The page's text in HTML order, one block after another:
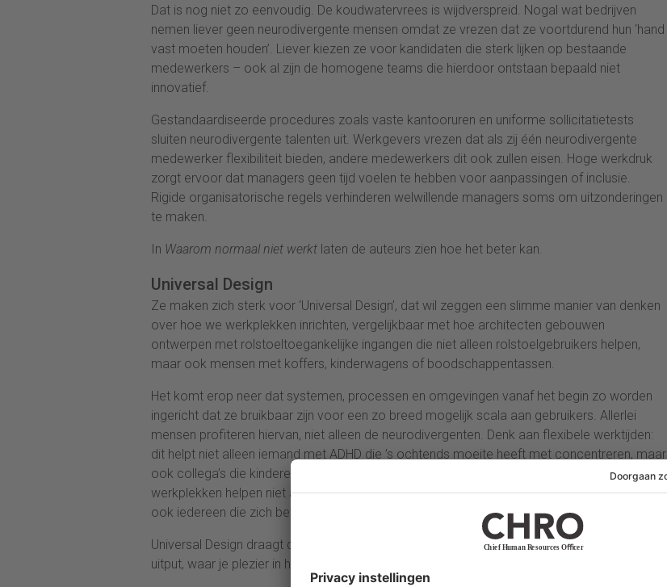
Dat is nog niet zo eenvoudig. De koudwatervrees is wijdverspreid. Nogal wat bedrijven
nemen liever geen neurodivergente mensen omdat ze vrezen dat ze voortdurend hun ‘hand
vast moeten houden’. Liever kiezen ze voor kandidaten die sterk lijken op bestaande
medewerkers – ook al zijn de homogene teams die hierdoor ontstaan bepaald niet
innovatief.
Gestandaardiseerde procedures zoals vaste kantooruren en uniforme sollicitatietests
sluiten neurodivergente talenten uit. Werkgevers vrezen dat als zij één neurodivergente
medewerker flexibiliteit bieden, andere medewerkers dit ook zullen eisen. Hoge werkdruk
zorgt ervoor dat managers geen tijd voelen te hebben voor aanpassingen of inclusie.
Rigide organisatorische regels verhinderen welwillende managers soms om uitzonderingen
te maken.
In Waarom normaal niet werkt laten de auteurs zien hoe het beter kan.
Universal Design
Ze maken zich sterk voor ‘Universal Design’, dat wil zeggen een slimme manier van denken
over hoe we werkplekken inrichten, vergelijkbaar met hoe architecten gebouwen
ontwerpen met rolstoeltoegankelijke ingangen die niet alleen rolstoelgebruikers helpen,
maar ook mensen met koffers, kinderwagens of boodschappentassen.
Het komt erop neer dat systemen, processen en omgevingen vanaf het begin zo worden
ingericht dat ze bruikbaar zijn voor een zo breed mogelijk scala aan gebruikers. Allerlei
mensen profiteren hiervan, niet alleen de neurodivergenten. Denk aan flexibele werktijden:
dit helpt niet alleen iemand met ADHD die ’s ochtends moeite heeft met concentreren, maar
ook collega’s die kinderen naar school moeten brengen of ouders verzorgen. Stille
werkplekken helpen niet alleen autistische medewerkers die gevoelig zijn voor geluid, maar
ook iedereen die zich beter kan concentreren zonder afleiding.
Universal Design draagt dus bij tot wat ‘werkbaar werk’ wordt genoemd: werk dat je niet
uitput, waar je plezier in hebt, waar je kunt groeien en dat ruimte laat voor je privéleven.